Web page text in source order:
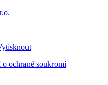
o ochraně soukromí